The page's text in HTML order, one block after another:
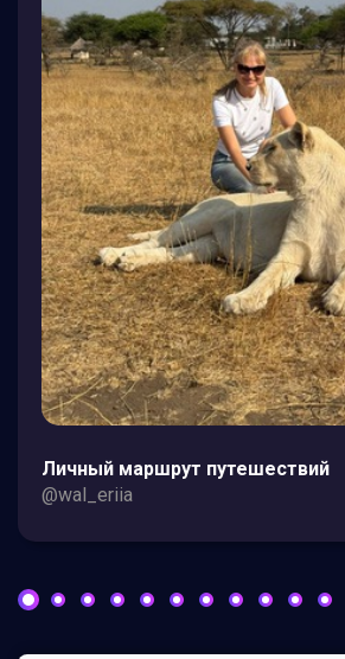
Личный маршрут путешествий
@wal_eriia